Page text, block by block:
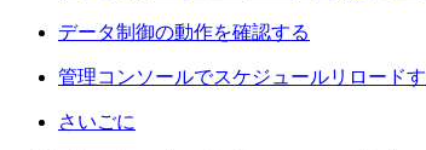
データ制御の動作を確認する
管理コンソールでスケジュールリロード
さいごに